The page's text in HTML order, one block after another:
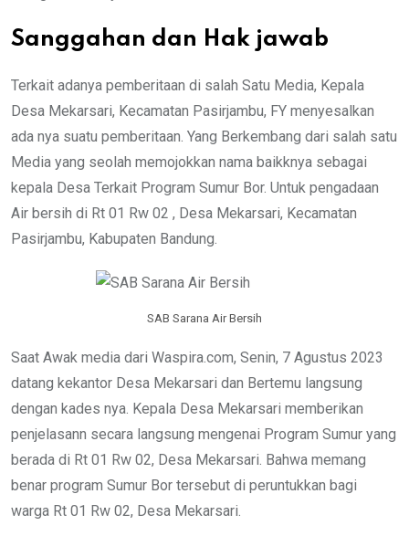
Sanggahan dan Hak jawab
Terkait adanya pemberitaan di salah Satu Media, Kepala
Desa Mekarsari, Kecamatan Pasirjambu, FY menyesalkan
ada nya suatu pemberitaan. Yang Berkembang dari salah satu
Media yang seolah memojokkan nama baikknya sebagai
kepala Desa Terkait Program Sumur Bor. Untuk pengadaan
Air bersih di Rt 01 Rw 02 , Desa Mekarsari, Kecamatan
Pasirjambu, Kabupaten Bandung.
SAB Sarana Air Bersih
Saat Awak media dari Waspira.com, Senin, 7 Agustus 2023
datang kekantor Desa Mekarsari dan Bertemu langsung
dengan kades nya. Kepala Desa Mekarsari memberikan
penjelasann secara langsung mengenai Program Sumur yang
berada di Rt 01 Rw 02, Desa Mekarsari. Bahwa memang
benar program Sumur Bor tersebut di peruntukkan bagi
warga Rt 01 Rw 02, Desa Mekarsari.